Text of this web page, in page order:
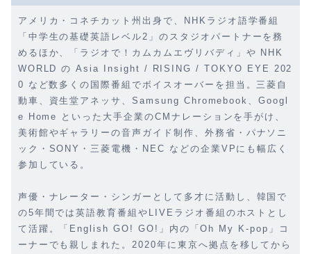
アメリカ・コネチカット州出身で、NHKラジオ語学番組
「中学生の基礎英語レベル2」のスタジオパートナーを務
めるほか、「ラジオで！カムカムエヴリバディ」や NHK
WORLD の Asia Insight / RISING / TOKYO EYE 202
0 など数多くの国際番組でボイスオーバーを担当。三菱自
動車、資生堂アネッサ、Samsung Chromebook、Googl
e Home といった大手企業のCMナレーションを手がけ、
美術館やギャラリーの音声ガイド制作、外務省・パナソニ
ック・SONY・三菱電機・NEC などの企業VPにも幅広く
参加している。
声優・ナレーター・シンガーとして多才に活動し、韓国で
の5年間では英語教育番組やLIVEラジオ番組のホストとし
て活躍。「English GO! GO!」内の「Oh My K-pop」コ
ーナーでも親しまれた。2020年に東京へ拠点を移してから